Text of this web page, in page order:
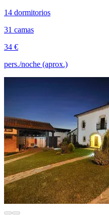
14 dormitorios
31 camas
34 €
pers./noche (aprox.)